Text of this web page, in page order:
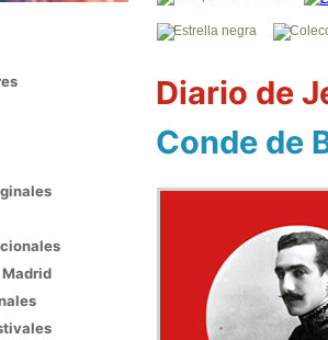
Madrid
Diario de
Conde de